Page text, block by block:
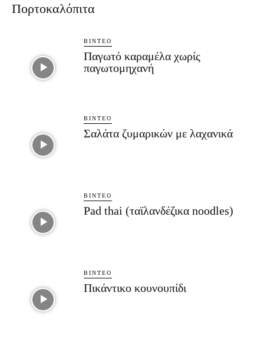
Πορτοκαλόπιτα
ΒΊΝΤΕΟ
Παγωτό καραμέλα χωρίς
παγωτομηχανή
ΒΊΝΤΕΟ
Σαλάτα ζυμαρικών με λαχανικά
ΒΊΝΤΕΟ
Pad thai (ταϊλανδέζικα noodles)
ΒΊΝΤΕΟ
Πικάντικο κουνουπίδι